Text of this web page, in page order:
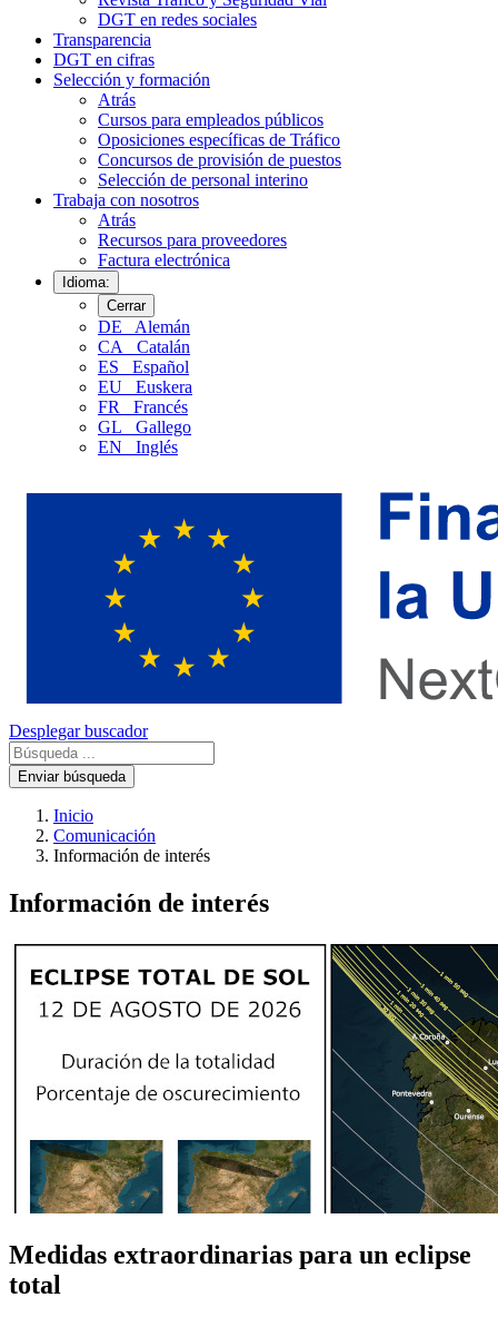
DGT en redes sociales
Transparencia
DGT en cifras
Selección y formación
Atrás
Cursos para empleados públicos
Oposiciones específicas de Tráfico
Concursos de provisión de puestos
Selección de personal interino
Trabaja con nosotros
Atrás
Recursos para proveedores
Factura electrónica
Idioma:
Cerrar
DE
Alemán
CA
Catalán
ES
Español
EU
Euskera
FR
Francés
GL
Gallego
EN
Inglés
Desplegar buscador
Enviar búsqueda
Inicio
Comunicación
Información de interés
Información de interés
Medidas extraordinarias para un eclipse
total